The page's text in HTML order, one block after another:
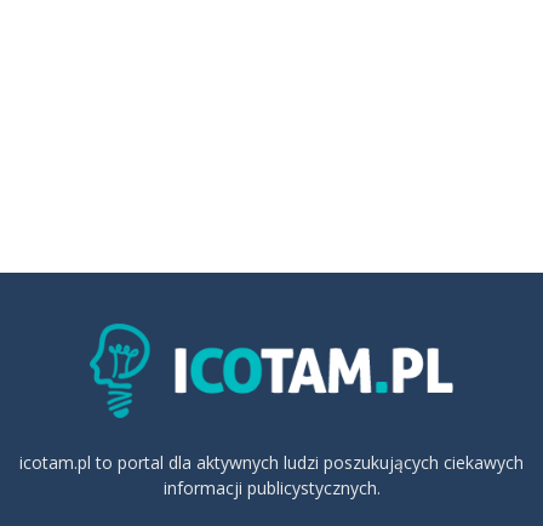
icotam.pl to portal dla aktywnych ludzi poszukujących ciekawych
informacji publicystycznych.